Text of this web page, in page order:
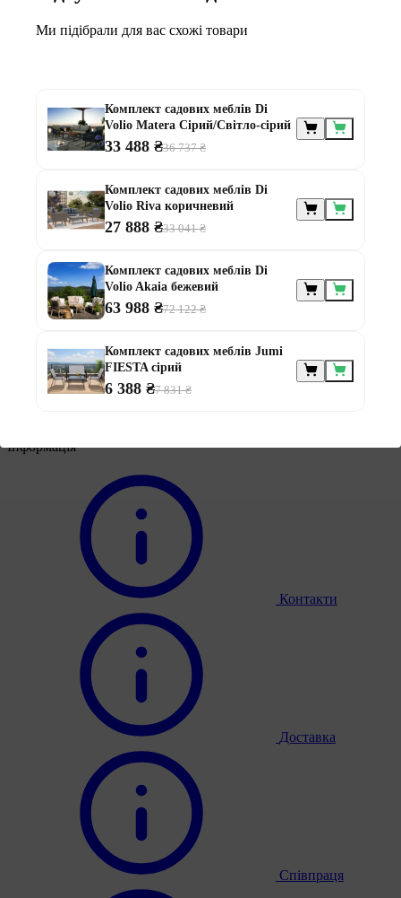
кемпінгу
Меблі для балконів
Меблі для дачі
Меблі для тераси
Інформація
Контакти
Доставка
Співпраця
Ми підібрали для вас схожі товари
Комплект садових меблів Di
Volio Matera Сірий/Світло-сірий
33 488 ₴36 737 ₴
Комплект садових меблів Di
Volio Riva коричневий
27 888 ₴33 041 ₴
Комплект садових меблів Di
Volio Akaia бежевий
63 988 ₴72 122 ₴
Комплект садових меблів Jumi
FIESTA сірий
6 388 ₴7 831 ₴